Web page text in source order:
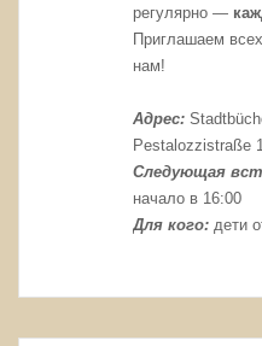
регулярно —
Приглашаем
нам!
Адрес:
Pestalozzistraße
Следующая
начало в 16:00
Для кого: дети